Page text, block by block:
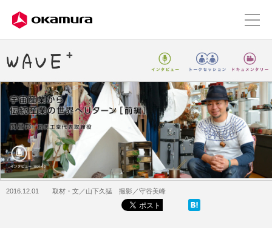
2016.12.01 取材・文／山下久猛 撮影／守谷美峰